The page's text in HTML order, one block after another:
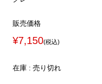
販売価格
¥7,150(税込)
在庫 : 売り切れ